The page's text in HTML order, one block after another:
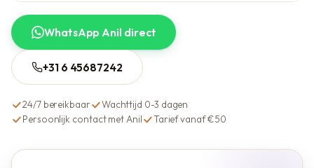
WhatsApp Anil direct
+31 6 45687242
24/7 bereikbaar
Wachttijd 0-3 dagen
Persoonlijk contact met Anil
Tarief vanaf €50